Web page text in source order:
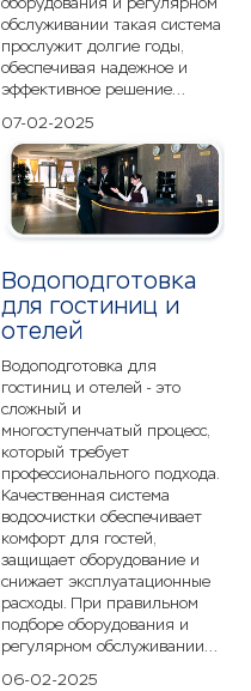
обслуживании такая система
прослужит долгие годы,
обеспечивая надежное и
эффективное решение...
07-02-2025
Водоподготовка
для гостиниц и
отелей
Водоподготовка для
гостиниц и отелей - это
сложный и
многоступенчатый процесс,
который требует
профессионального подхода.
Качественная система
водоочистки обеспечивает
комфорт для гостей,
защищает оборудование и
снижает эксплуатационные
расходы. При правильном
подборе оборудования и
регулярном обслуживании...
06-02-2025